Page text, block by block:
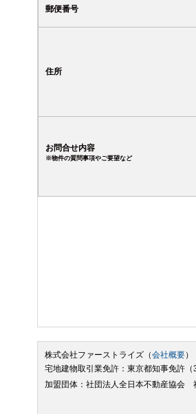
郵便番号
住所
お問合せ内容
※物件の質問事項やご要望など
株式会社ファーストライズ（会社概要）
宅地建物取引業免許：東京都知事免許
加盟団体：社団法人全日本不動産協会